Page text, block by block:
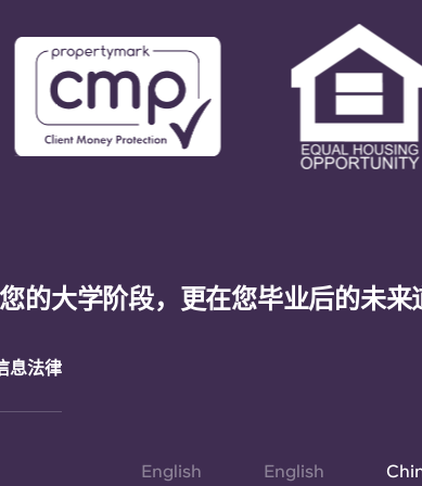
的大学阶段，更在您毕业后的未来
息法律
English English